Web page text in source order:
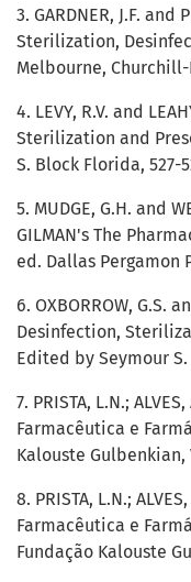
3. GARDNER, J.F.
Sterilization,
Melbourne, Churchill-
4. LEVY, R.V. and
Sterilization and
S. Block Florida, 527-
5. MUDGE, G.H. and
GILMAN's The
ed. Dallas Pergamon
6. OXBORROW, G.S.
Desinfection,
Edited by Seymour S.
7. PRISTA, L.N.;
Farmacêutica e
Kalouste Gulbenkian,
8. PRISTA, L.N.;
Farmacêutica e
Fundação Kalouste